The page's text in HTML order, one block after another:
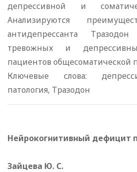
депрессивной и
Анализируются
антидепрессанта
тревожных и
пациентов общесоматической
Ключевые слова:
патология, Тразодон
Нейрокогнитивный дефицит
Зайцева Ю. С.